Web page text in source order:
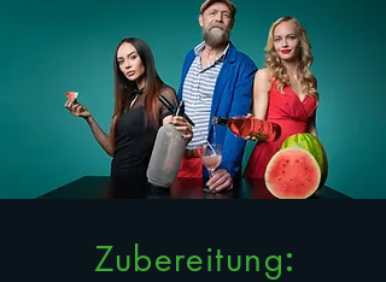
Zubereitung: